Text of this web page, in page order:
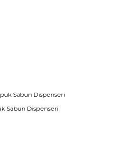
Sabun Dispenseri
Sabun Dispenseri